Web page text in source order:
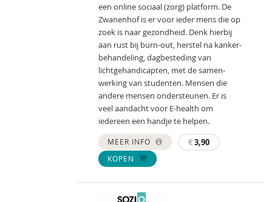
een online sociaal (zorg) platform. De
Zwanenhof is er voor ieder mens die op
zoek is naar gezondheid. Denk hierbij
aan rust bij burn-out, herstel na kanker-
behandeling, dagbesteding van
lichtgehandicapten, met de samen-
werking van studenten. Mensen die
andere mensen ondersteunen. Er is
veel aandacht voor E-health om
iedereen een handje te helpen.
MEER INFO €3,90
KOPEN